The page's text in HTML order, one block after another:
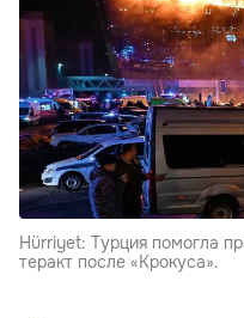
Hürriyet: Турция помогла
теракт после «Крокуса».